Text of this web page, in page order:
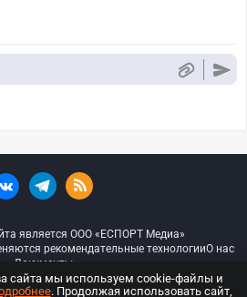
является ООО «ЕСПОРТ Медиа»
рекомендательные технологииО нас
Документы
— Все права защищены
сайта мы используем cookie-файлы и
. Продолжая использовать сайт,